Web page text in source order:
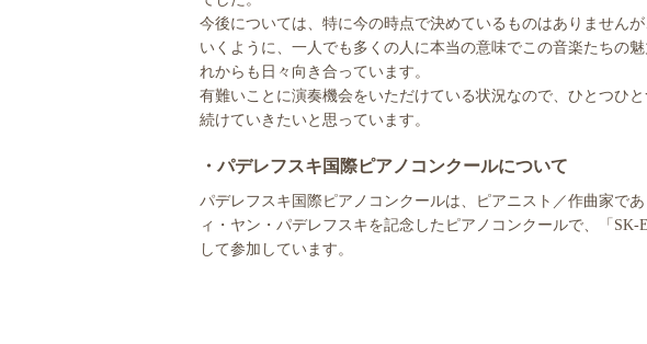
今後については、特に今の時点で決めているものはありません
いくように、一人でも多くの人に本当の意味でこの音楽たちの
れからも日々向き合っています。
有難いことに演奏機会をいただけている状況なので、ひとつひ
続けていきたいと思っています。
・パデレフスキ国際ピアノコンクールについて
パデレフスキ国際ピアノコンクールは、ピアニスト／作曲家で
ィ・ヤン・パデレフスキを記念したピアノコンクールで、「
して参加しています。